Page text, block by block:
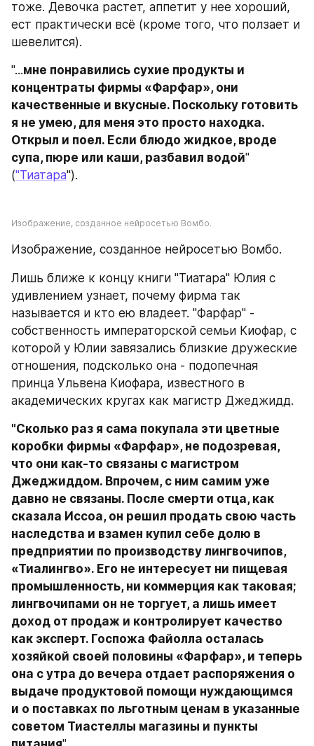
тоже. Девочка растет, аппетит у нее хороший,
ест практически всё (кроме того, что ползает и
шевелится).
"...мне понравились сухие продукты и
концентраты фирмы «Фарфар», они
качественные и вкусные. Поскольку готовить
я не умею, для меня это просто находка.
Открыл и поел. Если блюдо жидкое, вроде
супа, пюре или каши, разбавил водой"
("Тиатара").
Изображение, созданное нейросетью Вомбо.
Изображение, созданное нейросетью Вомбо.
Лишь ближе к концу книги "Тиатара" Юлия с
удивлением узнает, почему фирма так
называется и кто ею владеет. "Фарфар" -
собственность императорской семьи Киофар, с
которой у Юлии завязались близкие дружеские
отношения, подсколько она - подопечная
принца Ульвена Киофара, известного в
академических кругах как магистр Джеджидд.
"Сколько раз я сама покупала эти цветные
коробки фирмы «Фарфар», не подозревая,
что они как-то связаны с магистром
Джеджиддом. Впрочем, с ним самим уже
давно не связаны. После смерти отца, как
сказала Иссоа, он решил продать свою часть
наследства и взамен купил себе долю в
предприятии по производству лингвочипов,
«Тиалингво». Его не интересует ни пищевая
промышленность, ни коммерция как таковая;
лингвочипами он не торгует, а лишь имеет
доход от продаж и контролирует качество
как эксперт. Госпожа Файолла осталась
хозяйкой своей половины «Фарфар», и теперь
она с утра до вечера отдает распоряжения о
выдаче продуктовой помощи нуждающимся
и о поставках по льготным ценам в указанные
советом Тиастеллы магазины и пункты